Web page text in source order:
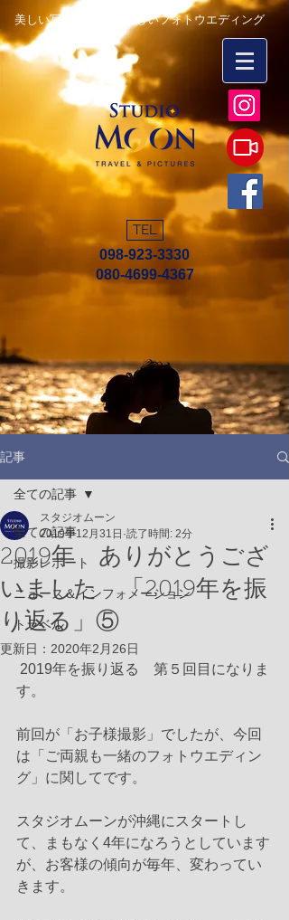
美しい写真を永遠に 楽しいフォトウエディング
TEL
098-923-3330
080-4699-4367
記事
全ての記事
撮影レポート
ニュース＆インフォメーション
トラベル
全ての記事
2019年 ありがとうござ
いました 「2019年を振
り返る」⑤
スタジオムーン
2019年12月31日 読了時間: 2分
更新日： 2020年2月26日
す。
前回が「お子様撮影」でしたが、今回
は「ご両親も一緒のフォトウエディン
グ」に関してです。
スタジオムーンが沖縄にスタートし
て、まもなく4年になろうとしています
が、お客様の傾向が毎年、変わってい
きます。